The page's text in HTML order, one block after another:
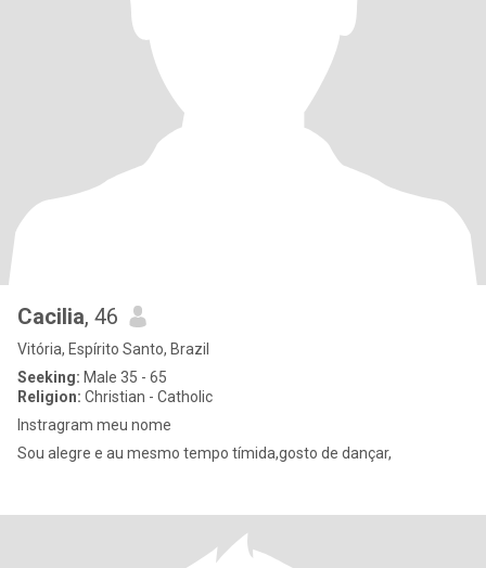
Cacilia, 46
Vitória, Espírito Santo, Brazil
Seeking: Male 35 - 65
Religion: Christian - Catholic
Instragram meu nome
Sou alegre e au mesmo tempo tímida,gosto de dançar,